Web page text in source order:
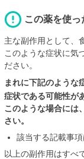
この薬を使っ
主な副作用として、
このような症状に気
ださい。
まれに下記のような
症状である可能性が
このような場合には
さい。
該当する記載事項
以上の副作用はすべ